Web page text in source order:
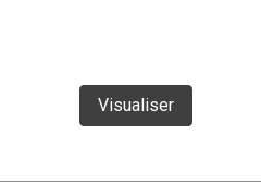
Visualiser